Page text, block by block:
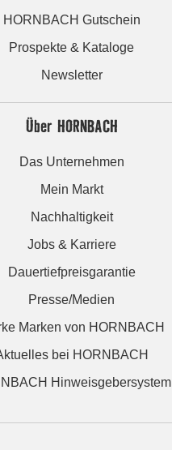
HORNBACH Gutschein
Prospekte & Kataloge
Newsletter
Über HORNBACH
Das Unternehmen
Mein Markt
Nachhaltigkeit
Jobs & Karriere
Dauertiefpreisgarantie
Presse/Medien
Marken von HORNBACH
bei HORNBACH
Hinweisgebersystem